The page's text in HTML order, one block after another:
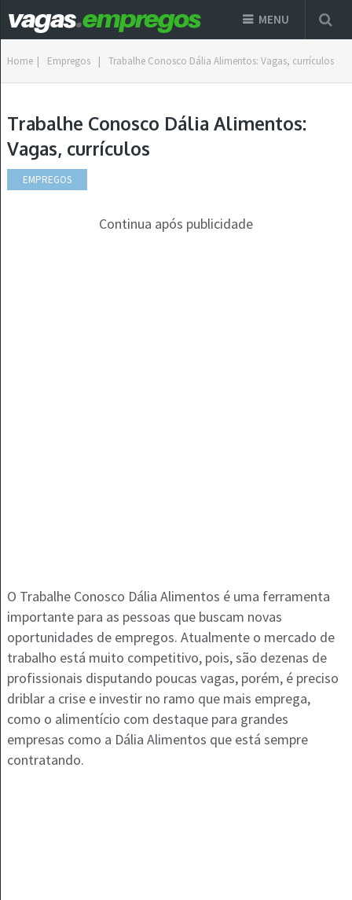
MENU
Home | Empregos | Trabalhe Conosco Dália Alimentos: Vagas, currículos
Trabalhe Conosco Dália Alimentos:
Vagas, currículos
EMPREGOS
Continua após publicidade
O Trabalhe Conosco Dália Alimentos é uma ferramenta
importante para as pessoas que buscam novas
oportunidades de empregos. Atualmente o mercado de
trabalho está muito competitivo, pois, são dezenas de
profissionais disputando poucas vagas, porém, é preciso
driblar a crise e investir no ramo que mais emprega,
como o alimentício com destaque para grandes
empresas como a Dália Alimentos que está sempre
contratando.